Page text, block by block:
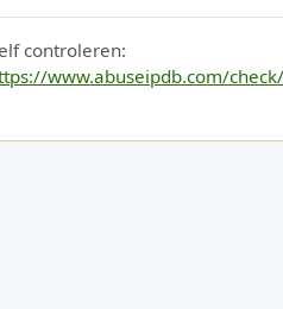
controleren:
www.abuseipdb.com/